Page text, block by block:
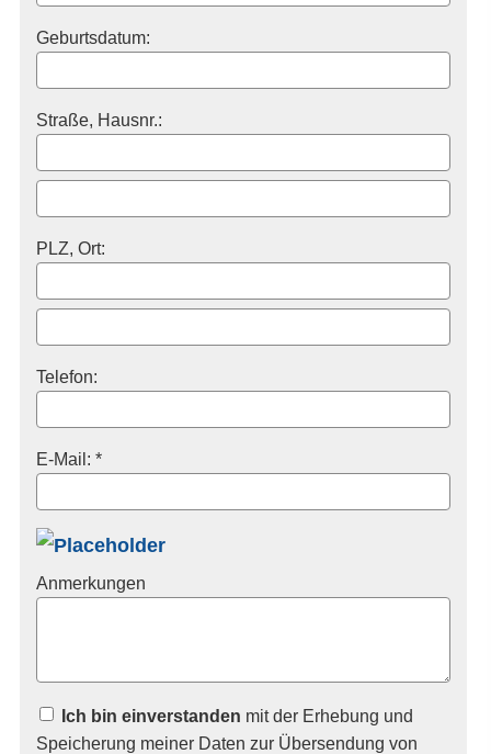
Geburts­datum:
Straße, Hausnr.:
PLZ, Ort:
Telefon:
E-Mail: *
Anmerkungen
Ich bin einverstanden mit der Erhebung und
Speicherung meiner Daten zur Übersendung von